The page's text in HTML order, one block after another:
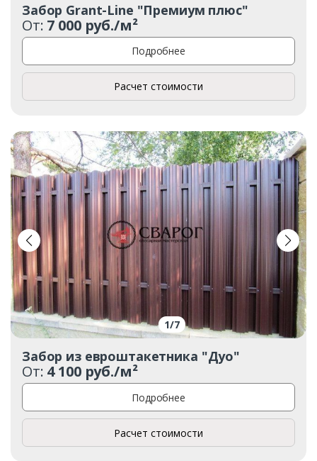
Забор Grant-Line "Премиум плюс"
От: 7 000 руб./м²
Подробнее
Расчет стоимости
1/7
Забор из евроштакетника "Дуо"
От: 4 100 руб./м²
Подробнее
Расчет стоимости